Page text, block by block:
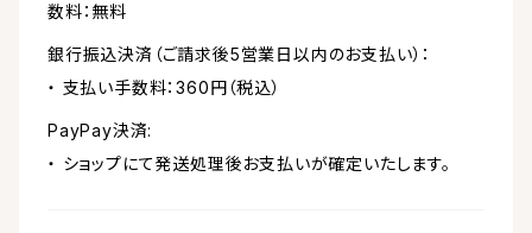
数料：無料
銀行振込決済（ご請求後5営業日以内のお支払い）：
・ 支払い手数料：360円（税込）
PayPay決済:
・ ショップにて発送処理後お支払いが確定いたします。